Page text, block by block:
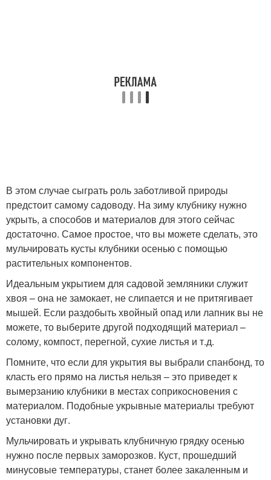
В этом случае сыграть роль заботливой природы
предстоит самому садоводу. На зиму клубнику нужно
укрыть, а способов и материалов для этого сейчас
достаточно. Самое простое, что вы можете сделать, это
мульчировать кусты клубники осенью с помощью
растительных компонентов.
Идеальным укрытием для садовой земляники служит
хвоя – она не замокает, не слипается и не притягивает
мышей. Если раздобыть хвойный опад или лапник вы не
можете, то выберите другой подходящий материал –
солому, компост, перегной, сухие листья и т.д.
Помните, что если для укрытия вы выбрали спанбонд, то
класть его прямо на листья нельзя – это приведет к
вымерзанию клубники в местах соприкосновения с
материалом. Подобные укрывные материалы требуют
установки дуг.
Мульчировать и укрывать клубничную грядку осенью
нужно после первых заморозков. Куст, прошедший
минусовые температуры, станет более закаленным и